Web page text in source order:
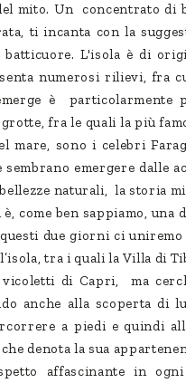
mito. Un concentrato di
ti incanta con la
batticuore. L'isola è di
numerosi rilievi, fra
è particolarmente
fra le quali la più
mare, sono i celebri
sembrano emergere dalle
naturali, la storia
è, come ben sappiamo,
due giorni ci
tra i quali la Villa di
di Capri, ma
anche alla scoperta di
a piedi e quindi
denota la sua
affascinante in